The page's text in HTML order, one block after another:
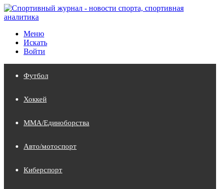
Меню
Искать
Войти
Футбол
Хоккей
MMA/Единоборства
Авто/мотоспорт
Киберспорт